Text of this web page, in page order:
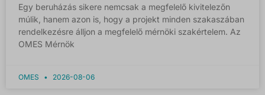
Egy beruházás sikere nemcsak a megfelelő kivitelezőn
múlik, hanem azon is, hogy a projekt minden szakaszában
rendelkezésre álljon a megfelelő mérnöki szakértelem. Az
OMES Mérnök
OMES 2026-08-06